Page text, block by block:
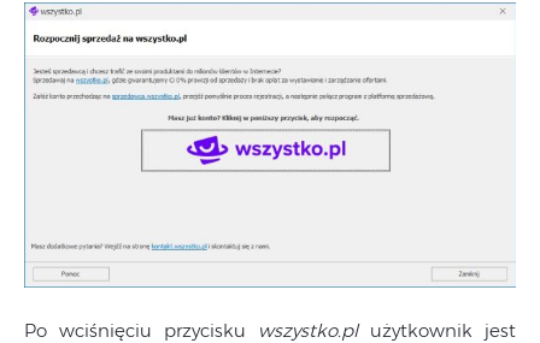
Po wciśnięciu przycisku wszystko.plużytkownik jest